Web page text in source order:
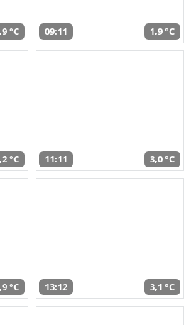
°C 09:11 1,9 °C
°C 11:11 3,0 °C
°C 13:12 3,1 °C